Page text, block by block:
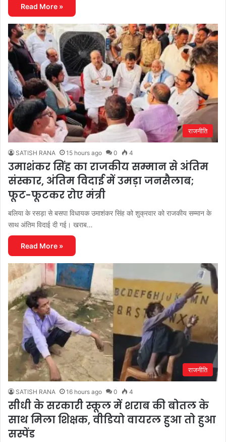
Read More »
राजनीति
SATISH RANA 15 hours ago 0 4
उमाशंकर सिंह का राजकीय सम्मान से अंतिम
संस्कार, अंतिम विदाई में उमड़ा जनसैलाब;
फूट-फूटकर रोए मंत्री
बलिया के रसड़ा से बसपा विधायक उमाशंकर सिंह को शुक्रवार को राजकीय सम्मान के
साथ अंतिम विदाई दी गई। खराब…
Read More »
राजनीति
SATISH RANA 16 hours ago 0 4
सीधी के सरकारी स्कूल में शराब की बोतल के
साथ मिला शिक्षक, वीडियो वायरल हुआ तो हुआ
सस्पेंड